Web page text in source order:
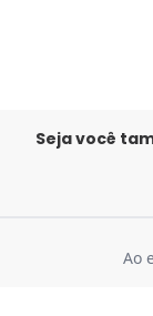
Seja você
Ao